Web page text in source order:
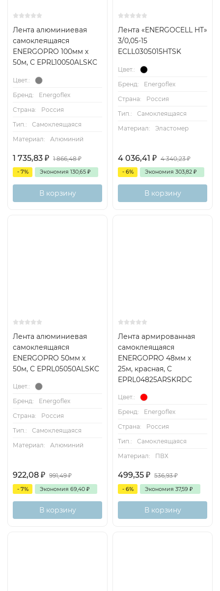
Лента алюминиевая
самоклеящаяся
ENERGOPRO 100мм х
50м, C EPRL10050ALSKC
Цвет.:
Бренд:
Energoflex
Страна:
Россия
Тип.:
Самоклеящаяся
Материал:
Алюминий
1 735,83 ₽ 1 866,48₽
- 7% Экономия 130,65 ₽
В корзину
Лента «ENERGOCELL HT»
3/0,05-15
ECLL0305015HTSK
Цвет.:
Бренд:
Energoflex
Страна:
Россия
Тип.:
Самоклеящаяся
Материал:
Эластомер
4 036,41 ₽ 4 340,23₽
- 6% Экономия 303,82 ₽
В корзину
Лента алюминиевая
самоклеящаяся
ENERGOPRO 50мм х
50м, C EPRL05050ALSKC
Цвет.:
Бренд:
Energoflex
Страна:
Россия
Тип.:
Самоклеящаяся
Материал:
Алюминий
922,08 ₽ 991,49₽
- 7% Экономия 69,40 ₽
В корзину
Лента армированная
самоклеящаяся
ENERGOPRO 48мм х
25м, красная, C
EPRL04825ARSKRDC
Цвет.:
Бренд:
Energoflex
Страна:
Россия
Тип.:
Самоклеящаяся
Материал:
ПВХ
499,35 ₽ 536,93₽
- 6% Экономия 37,59 ₽
В корзину